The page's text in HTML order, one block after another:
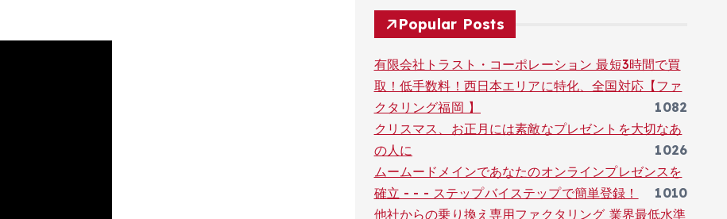
Popular Posts
有限会社トラスト・コーポレーション 最短3時間で買
取！低手数料！西日本エリアに特化、全国対応【ファ
クタリング福岡 】
1082
クリスマス、お正月には素敵なプレゼントを大切なあ
の人に
1026
ムームードメインであなたのオンラインプレゼンスを
確立 - - - ステップバイステップで簡単登録！
1010
他社からの乗り換え専用ファクタリング 業界最低水準